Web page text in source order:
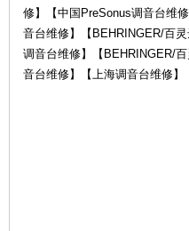
修】【中国PreSonus调音台维
音台维修】【BEHRINGER/百
调音台维修】【BEHRINGER/
音台维修】【上海调音台维修